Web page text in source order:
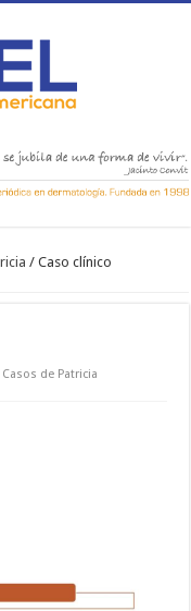
/ Caso clínico
Casos de Patricia